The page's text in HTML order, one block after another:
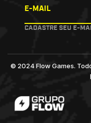
E-MAIL
CADASTRE SEU E-
© 2024 Flow Games.